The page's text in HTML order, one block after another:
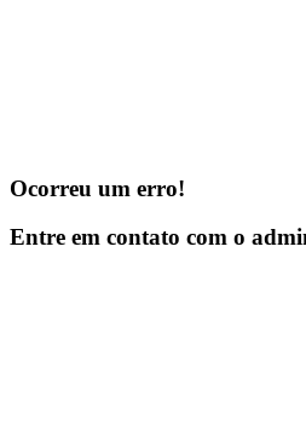
Ocorreu um erro!
Entre em contato com o